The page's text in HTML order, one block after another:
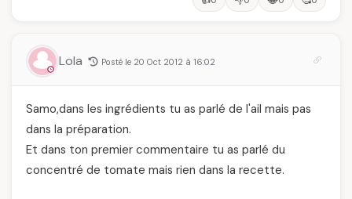
Lola Posté le 20 Oct 2012 à 16:02
Samo,dans les ingrédients tu as parlé de l'ail mais pas
dans la préparation.
Et dans ton premier commentaire tu as parlé du
concentré de tomate mais rien dans la recette.